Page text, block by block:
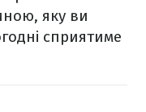
яку ви
сприятиме